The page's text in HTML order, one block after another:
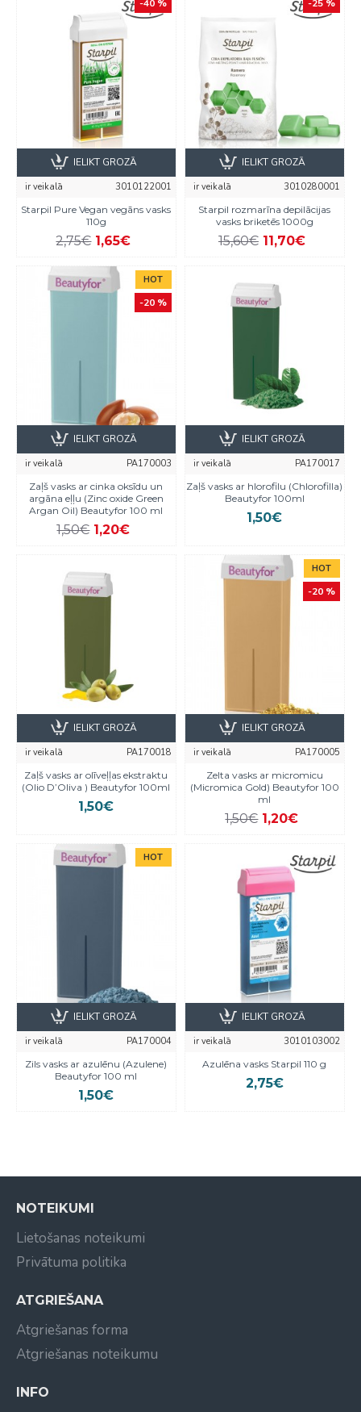
-40 %
ir veikalā
3010122001
Starpil Pure Vegan vegāns vasks
110g
2,75€ 1,65€
IELIKT GROZĀ
-25 %
ir veikalā
3010280001
Starpil rozmarīna depilācijas
vasks briketēs 1000g
15,60€ 11,70€
IELIKT GROZĀ
HOT
-20 %
ir veikalā
PA170003
Zaļš vasks ar cinka oksīdu un
argāna eļļu (Zinc oxide Green
Argan Oil) Beautyfor 100 ml
1,50€ 1,20€
IELIKT GROZĀ
ir veikalā
PA170017
Zaļš vasks ar hlorofilu (Chlorofilla)
Beautyfor 100ml
1,50€
IELIKT GROZĀ
ir veikalā
PA170018
Zaļš vasks ar olīveļļas ekstraktu
(Olio D’Oliva ) Beautyfor 100ml
1,50€
IELIKT GROZĀ
HOT
-20 %
ir veikalā
PA170005
Zelta vasks ar micromicu
(Micromica Gold) Beautyfor 100
ml
1,50€ 1,20€
IELIKT GROZĀ
HOT
ir veikalā
PA170004
Zils vasks ar azulēnu (Azulene)
Beautyfor 100 ml
1,50€
IELIKT GROZĀ
ir veikalā
3010103002
Azulēna vasks Starpil 110 g
2,75€
IELIKT GROZĀ
NOTEIKUMI
Lietošanas noteikumi
Privātuma politika
ATGRIEŠANA
Atgriešanas forma
Atgriešanas noteikumu
INFO